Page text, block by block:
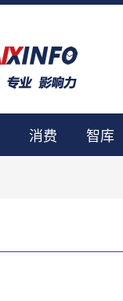
消费 智库